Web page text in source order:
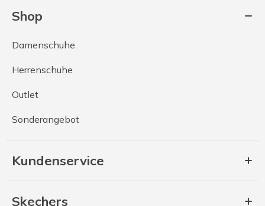
Shop
Damenschuhe
Herrenschuhe
Outlet
Sonderangebot
Kundenservice
Skechers